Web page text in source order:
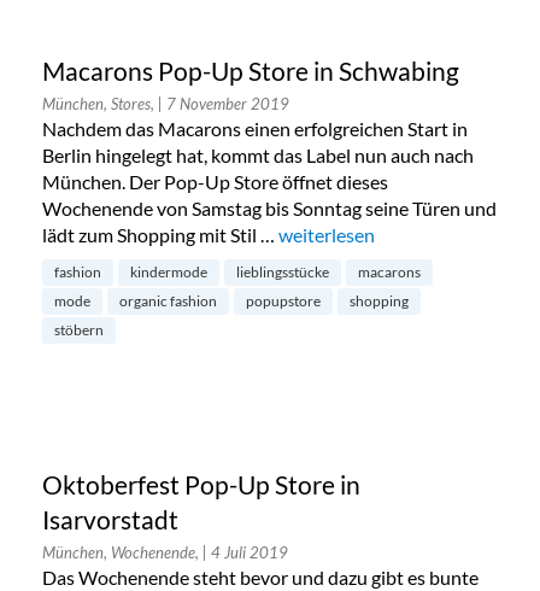
Macarons Pop-Up Store in Schwabing
München, Stores, | 7 November 2019
Nachdem das Macarons einen erfolgreichen Start in
Berlin hingelegt hat, kommt das Label nun auch nach
München. Der Pop-Up Store öffnet dieses
Wochenende von Samstag bis Sonntag seine Türen und
lädt zum Shopping mit Stil … „Macarons Pop-Up Store in
weiterlesen
fashion kindermode lieblingsstücke
macarons
mode
organic fashion popupstore
shopping
stöbern
Oktoberfest Pop-Up Store in
Isarvorstadt
München, Wochenende, | 4 Juli 2019
Das Wochenende steht bevor und dazu gibt es bunte